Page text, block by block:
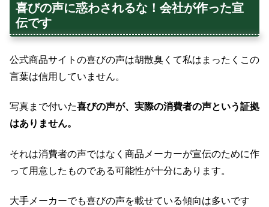
喜びの声に惑わされるな！会社が作った宣
伝です
公式商品サイトの喜びの声は胡散臭くて私はまったくこの
言葉は信用していません。
写真まで付いた喜びの声が、実際の消費者の声という証拠
はありません。
それは消費者の声ではなく商品メーカーが宣伝のために作
って用意したものである可能性が十分にあります。
大手メーカーでも喜びの声を載せている傾向は多いです